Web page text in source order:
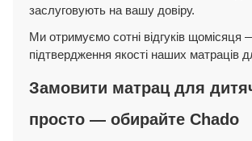
заслуговують на вашу довіру.
Ми отримуємо сотні відгуків
підтвердження якості наших матраців
Замовити матрац для
просто — обирайте Chado